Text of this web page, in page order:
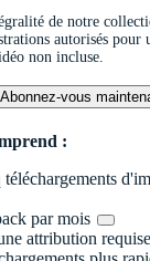
de notre
autorisés pour
non incluse.
Abonnez-vous
:
par mois
attribution requise